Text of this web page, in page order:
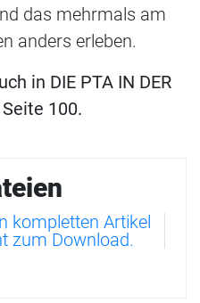
das mehrmals am
anders erleben.
in DIE PTA IN DER
100.
kompletten Artikel
zum Download.